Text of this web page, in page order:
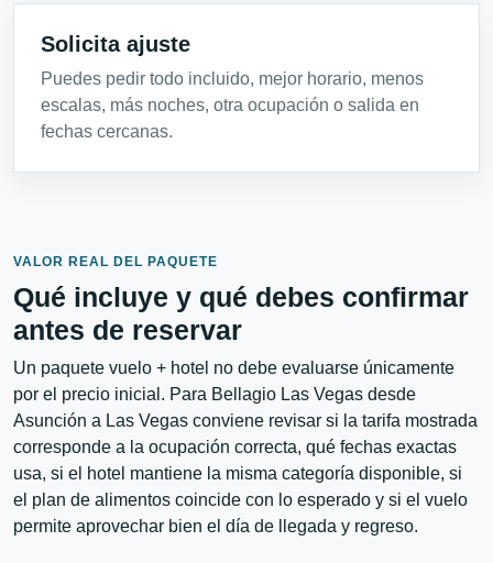
Solicita ajuste
Puedes pedir todo incluido, mejor horario, menos
escalas, más noches, otra ocupación o salida en
fechas cercanas.
VALOR REAL DEL PAQUETE
Qué incluye y qué debes confirmar
antes de reservar
Un paquete vuelo + hotel no debe evaluarse únicamente
por el precio inicial. Para Bellagio Las Vegas desde
Asunción a Las Vegas conviene revisar si la tarifa mostrada
corresponde a la ocupación correcta, qué fechas exactas
usa, si el hotel mantiene la misma categoría disponible, si
el plan de alimentos coincide con lo esperado y si el vuelo
permite aprovechar bien el día de llegada y regreso.